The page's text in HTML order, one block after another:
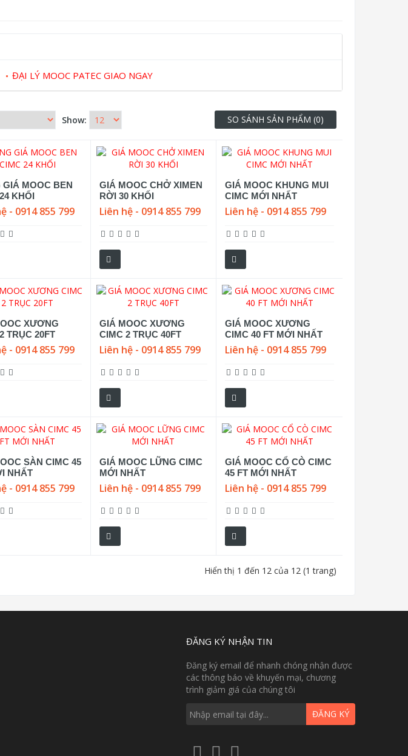
ĐẠI LÝ MOOC PATEC GIAO NGAY
SO SÁNH SẢN PHẨM (0)
Show:
GIÁ MOOC BEN
KHỐI
- 0914 855 799
GIÁ MOOC CHỞ XIMEN
RỜI 30 KHỐI
Liên hệ - 0914 855 799
GIÁ MOOC KHUNG MUI
CIMC MỚI NHẤT
Liên hệ - 0914 855 799
XƯƠNG
TRỤC 20FT
- 0914 855 799
GIÁ MOOC XƯƠNG
CIMC 2 TRỤC 40FT
Liên hệ - 0914 855 799
GIÁ MOOC XƯƠNG
CIMC 40 FT MỚI NHẤT
Liên hệ - 0914 855 799
SÀN CIMC 45
NHẤT
- 0914 855 799
GIÁ MOOC LỮNG CIMC
MỚI NHẤT
Liên hệ - 0914 855 799
GIÁ MOOC CỔ CÒ CIMC
45 FT MỚI NHẤT
Liên hệ - 0914 855 799
Hiển thị 1 đến 12 của 12 (1 trang)
ĐĂNG KÝ NHẬN TIN
Đăng ký email để nhanh chóng nhận được
các thông báo về khuyến mại, chương
trình giảm giá của chúng tôi
ĐĂNG KÝ